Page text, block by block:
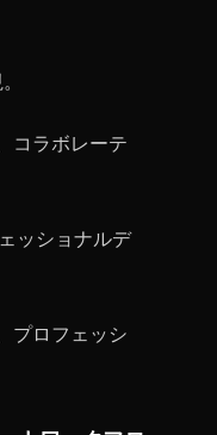
コラボレーテ
ッショナルデ
プロフェッシ